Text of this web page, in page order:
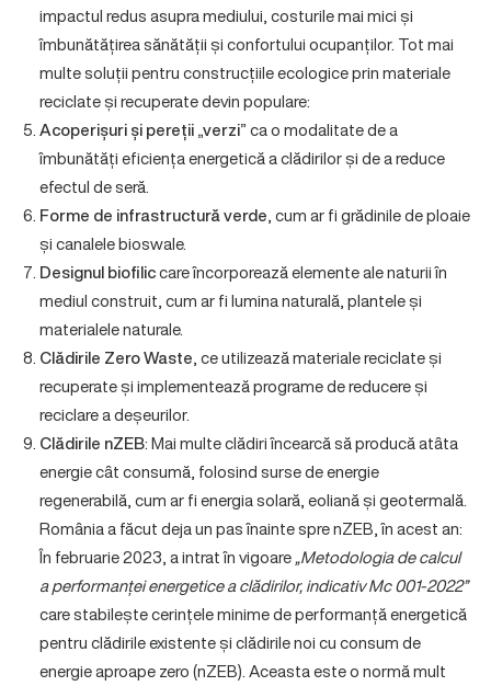
impactul redus asupra mediului, costurile mai mici și
îmbunătățirea sănătății și confortului ocupanților. Tot mai
multe soluții pentru construcțiile ecologice prin materiale
reciclate și recuperate devin populare:
Acoperișuri și pereții „verzi”ca o modalitate de a
îmbunătăți eficiența energetică a clădirilor și de a reduce
efectul de seră.
Forme de infrastructură verde, cum ar fi grădinile de ploaie
și canalele bioswale.
Designul biofiliccare încorporează elemente ale naturii în
mediul construit, cum ar fi lumina naturală, plantele și
materialele naturale.
Clădirile Zero Waste, ce utilizează materiale reciclate și
recuperate și implementează programe de reducere și
reciclare a deșeurilor.
Clădirile nZEB: Mai multe clădiri încearcă să producă atâta
energie cât consumă, folosind surse de energie
regenerabilă, cum ar fi energia solară, eoliană și geotermală.
România a făcut deja un pas înainte spre nZEB, în acest an:
În februarie 2023, a intrat în vigoare„Metodologia de calcul
a performanței energetice a clădirilor, indicativ Mc 001-2022”
care stabilește cerințele minime de performanță energetică
pentru clădirile existente și clădirile noi cu consum de
energie aproape zero (nZEB). Aceasta este o normă mult